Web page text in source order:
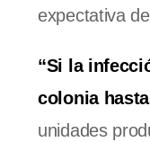
expectativa
“Si la
colonia
unidades